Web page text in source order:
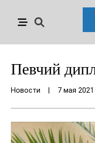
Певчий
Новости 7 мая 2021